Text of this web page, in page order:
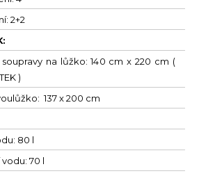
2+2
na lůžko: 140 cm x 220 cm (
)
137 x 200 cm
80 l
70 l